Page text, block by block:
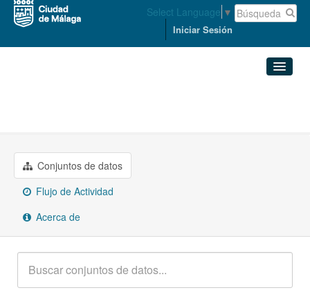
Select Language ▼
Iniciar Sesión
Grupos
Acerca de
Conjuntos de datos
Flujo de Actividad
Acerca de